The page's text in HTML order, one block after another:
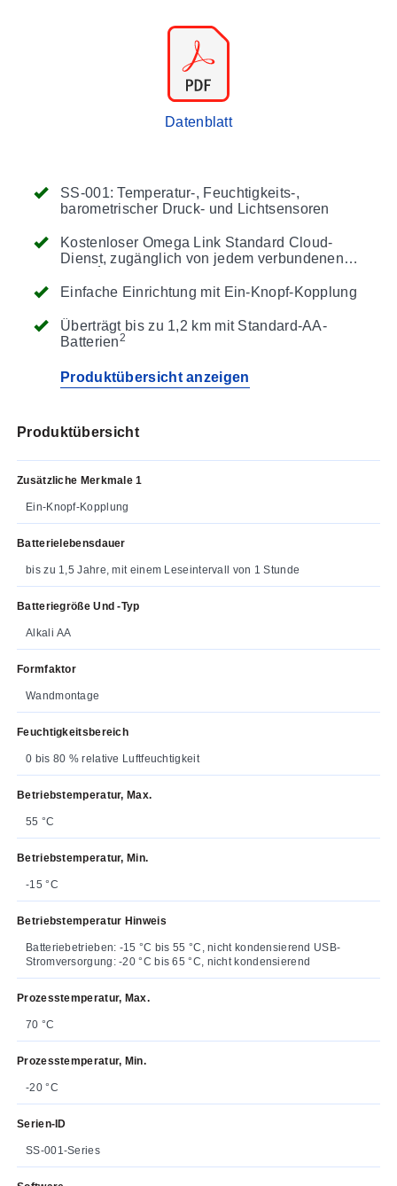
SS-001: Temperatur-, Feuchtigkeits-,
barometrischer Druck- und Lichtsensoren
Kostenloser Omega Link Standard Cloud-
Dienst, zugänglich von jedem verbundenen
1
Einfache Einrichtung mit Ein-Knopf-Kopplung
Überträgt bis zu 1,2 km mit Standard-AA-
Batterien2
Produktübersicht anzeigen
Datenblatt
Produktübersicht
Zusätzliche Merkmale 1
Ein-Knopf-Kopplung
Batterielebensdauer
bis zu 1,5 Jahre, mit einem Leseintervall von 1 Stunde
Batteriegröße Und -typ
Alkali AA
Formfaktor
Wandmontage
Feuchtigkeitsbereich
0 bis 80 % relative Luftfeuchtigkeit
Betriebstemperatur, Max.
55 °C
Betriebstemperatur, Min.
-15 °C
Betriebstemperatur Hinweis
Batteriebetrieben: -15 °C bis 55 °C, nicht kondensierend USB-
Stromversorgung: -20 °C bis 65 °C, nicht kondensierend
Prozesstemperatur, Max.
70 °C
Prozesstemperatur, Min.
-20 °C
Serien-ID
SS-001-Series